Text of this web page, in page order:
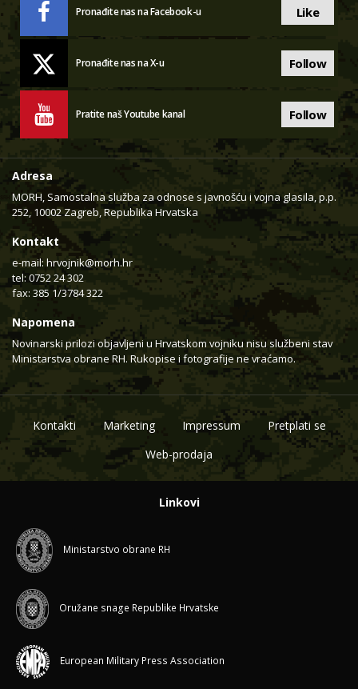
Pronađite nas na Facebook-u Like
Pronađite nas na X-u Follow
Pratite naš Youtube kanal Follow
Adresa
MORH, Samostalna služba za odnose s javnošću i vojna glasila, p.p.
252, 10002 Zagreb, Republika Hrvatska
Kontakt
e-mail: hrvojnik@morh.hr
tel: 0752 24 302
fax: 385 1/3784 322
Napomena
Novinarski prilozi objavljeni u Hrvatskom vojniku nisu službeni stav
Ministarstva obrane RH. Rukopise i fotografije ne vraćamo.
Kontakti Marketing Impressum
Pretplati se
Web-prodaja
Linkovi
Ministarstvo obrane RH
Oružane snage Republike Hrvatske
European Military Press Association